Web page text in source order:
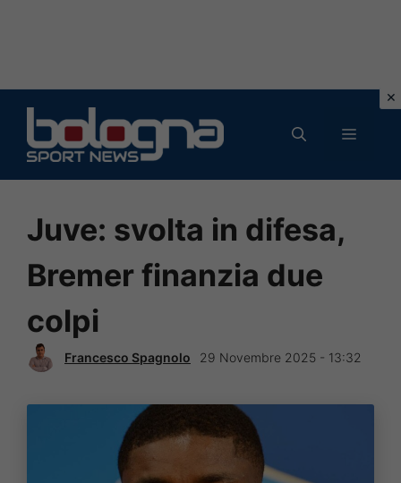
contenuto
MENU
Juve: svolta in difesa,
Bremer finanzia due
colpi
Francesco Spagnolo 29 Novembre 2025 - 13:32